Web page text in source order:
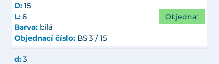
D: 15
L: 6
Barva: bílá
Objednací číslo: BS 3 / 15
Objednat
d: 3